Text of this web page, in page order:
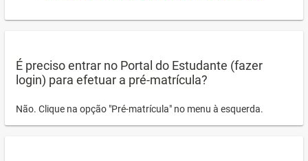
É preciso entrar no Portal do Estudante (fazer
login) para efetuar a pré-matrícula?
Não. Clique na opção "Pré-matrícula" no menu à esquerda.